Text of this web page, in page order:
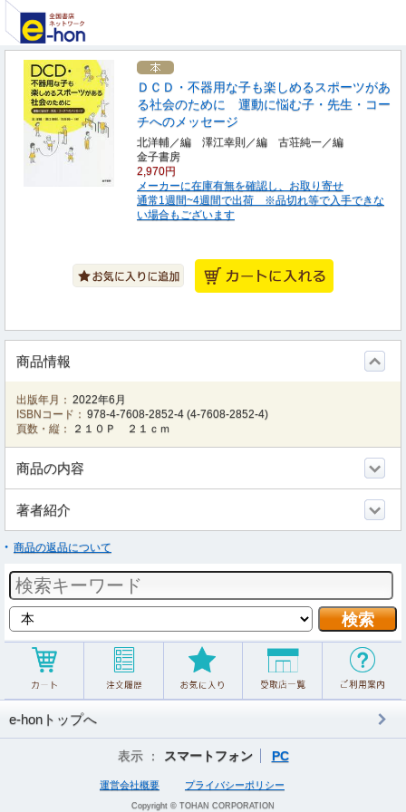
ＤＣＤ・不器用な子も楽しめるスポーツがあ
る社会のために 運動に悩む子・先生・コー
チへのメッセージ
北洋輔／編 澤江幸則／編 古荘純一／編
金子書房
2,970円
メーカーに在庫有無を確認し、お取り寄せ
通常1週間~4週間で出荷 ※品切れ等で入手できな
い場合もございます
商品情報
出版年月： 2022年6月
ISBNコード： 978-4-7608-2852-4 (4-7608-2852-4)
頁数・縦：
２１０Ｐ ２１ｃｍ
商品の内容
著者紹介
商品の返品について
e-honトップへ
表示 ： スマートフォン PC
運営会社概要 プライバシーポリシー
Copyright © TOHAN CORPORATION